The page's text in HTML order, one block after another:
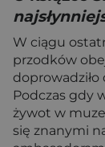
W ciągu
przodków
doprowadziło
Podczas gdy
żywot w
się znanymi